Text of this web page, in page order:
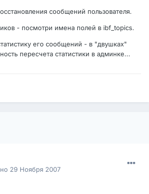
сообщений пользователя.
- посмотри имена полей в ibf_topics.
его сообщений - в "двушках"
пересчета статистики в админке...
29 Ноября 2007